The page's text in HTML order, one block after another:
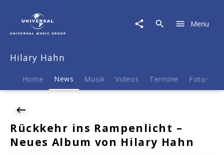
News
Rückkehr
Rampenlicht
–
Album
Hilary
Hahn
Menu
Hilary Hahn
Home News Musik Videos Termine Fotos
Rückkehr ins Rampenlicht –
Neues Album von Hilary Hahn